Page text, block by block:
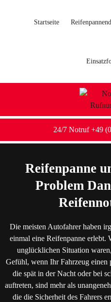
Startseite
24/7 Notruf +49
Reifenpanne
Problem
Die meisten Autofahrer haben
einmal eine Reifenpanne erlebt.
unglücklichen Situation
Gefühl, wenn Ihr Fahrzeug einen
die spät in der Nacht oder bei
auftreten, sind mehr als
die die Sicherheit des Fahrers